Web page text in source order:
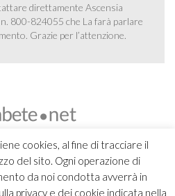
cookies, al fine di tracciare il
del sito. Ogni operazione di
da noi condotta avverrà in
privacy e dei cookie indicata nella
direttamente Ascensia
800-824055 che La farà parlare
Grazie per l’attenzione.